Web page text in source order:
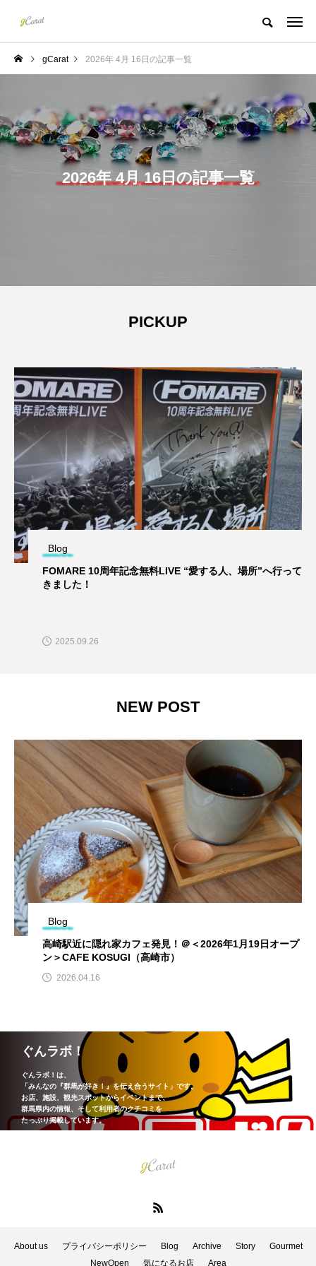
gCarat 2026年 4月 16日の記事一覧
2026年 4月 16日の記事一覧
PICKUP
Blog
FOMARE 10周年記念無料LIVE “愛する人、場所”へ行って
きました！
2025.09.26
NEW POST
Blog
高崎駅近に隠れ家カフェ発見！＠＜2026年1月19日オープ
ン＞CAFE KOSUGI（高崎市）
2026.04.16
ぐんラボ！
ぐんラボ！は、
「みんなの『群馬が好き！』を伝え合うサイト」です。
お店、施設、観光スポットからイベントまで、
群馬県内の情報、そして利用者のクチコミを
たっぷり掲載しています。
About us プライバシーポリシー Blog Archive Story
Gourmet
NewOpen
気になるお店 Area